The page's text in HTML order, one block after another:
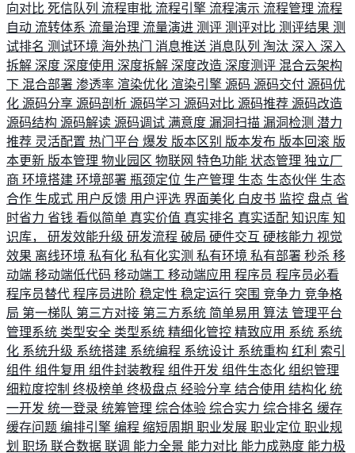
向对比 死信队列 流程审批 流程引擎 流程演示 流程管理 流程
自动 流转体系 流量治理 流量演进 测评 测评对比 测评结果 测
试排名 测试环境 海外热门 消息推送 消息队列 淘汰 深入 深入
拆解 深度 深度使用 深度拆解 深度改造 深度测评 混合云架构
下 混合部署 渗透率 渲染优化 渲染引擎 源码 源码交付 源码优
化 源码分享 源码剖析 源码学习 源码对比 源码推荐 源码改造
源码结构 源码解读 源码调试 满意度 漏洞扫描 漏洞检测 潜力
推荐 灵活配置 热门平台 爆发 版本区别 版本发布 版本回滚 版
本更新 版本管理 物业园区 物联网 特色功能 状态管理 独立厂
商 环境搭建 环境部署 瓶颈定位 生产管理 生态 生态伙伴 生态
合作 生成式 用户反馈 用户评选 界面美化 白皮书 监控 盘点 省
时省力 省钱 看似简单 真实价值 真实排名 真实适配 知识库 知
识库， 研发效能升级 研发流程 破局 硬件交互 硬核能力 视觉
效果 离线环境 私有化 私有化实测 私有环境 私有部署 秒杀 移
动端 移动端低代码 移动端工 移动端应用 程序员 程序员必看
程序员替代 程序员进阶 稳定性 稳定运行 突围 竞争力 竞争格
局 第一梯队 第三方对接 第三方系统 简单易用 算法 管理平台
管理系统 类型安全 类型系统 精细化管控 精致应用 系统 系统
化 系统升级 系统搭建 系统编程 系统设计 系统重构 红利 索引
组件 组件复用 组件封装教程 组件开发 组件生态化 组织管理
细粒度控制 终极榜单 终极盘点 经验分享 结合使用 结构化 统
一开发 统一登录 统筹管理 综合体验 综合实力 综合排名 缓存
缓存问题 编排引擎 编程 缩短周期 职业发展 职业定位 职业规
划 职场 联合数据 联调 能力全景 能力对比 能力成熟度 能力极